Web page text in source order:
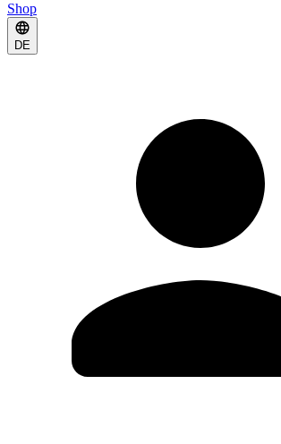
Shop
DE